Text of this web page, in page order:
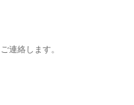
連絡します。